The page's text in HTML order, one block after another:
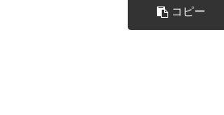
コピー